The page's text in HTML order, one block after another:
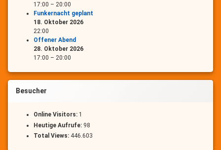
17:00 – 20:00
Funkernacht geplant
18. Oktober 2026
22:00
Offener Abend
28. Oktober 2026
17:00 – 20:00
Besucher
Online Visitors: 1
Heutige Aufrufe: 98
Total Views: 446.603